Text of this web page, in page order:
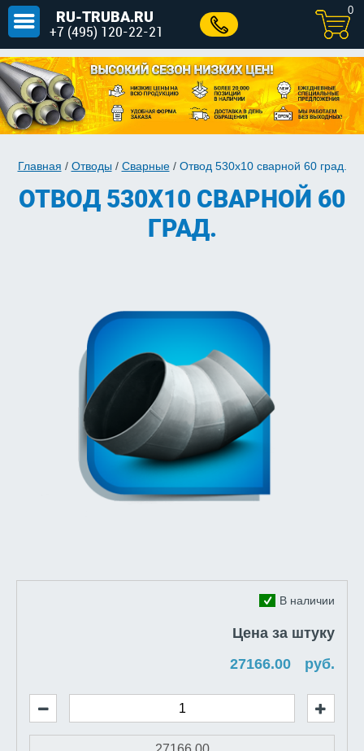
RU-TRUBA.RU
+7 (495) 120-22-21
0
Главная / Отводы / Сварные/ Отвод 530х10 сварной 60 град.
ОТВОД 530Х10 СВАРНОЙ 60
ГРАД.
В наличии
Цена за штуку
руб.